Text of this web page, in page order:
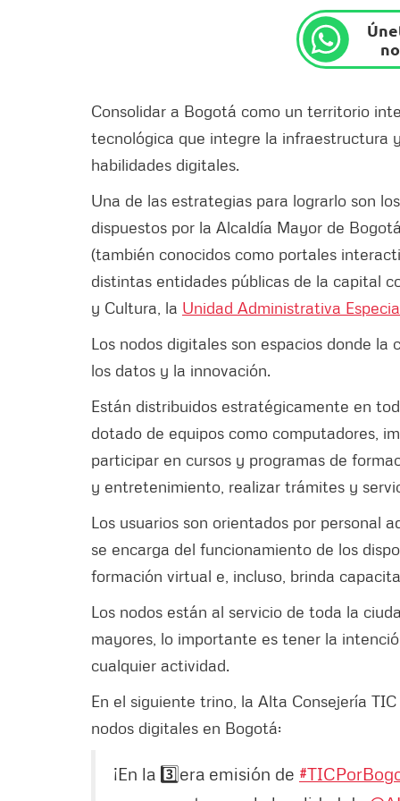
Consolidar a Bogotá como un territorio
tecnológica que integre la infraestructura
habilidades digitales.
Una de las estrategias para lograrlo son
dispuestos por la Alcaldía Mayor de
(también conocidos como portales
distintas entidades públicas de la capital
y Cultura, la Unidad Administrativa
Los nodos digitales son espacios donde
los datos y la innovación.
Están distribuidos estratégicamente en
dotado de equipos como computadores,
participar en cursos y programas de
y entretenimiento, realizar trámites y
Los usuarios son orientados por personal
se encarga del funcionamiento de los
formación virtual e, incluso, brinda
Los nodos están al servicio de toda la
mayores, lo importante es tener la
cualquier actividad.
En el siguiente trino, la Alta Consejería
nodos digitales en Bogotá:
¡En la 3️⃣era emisión de